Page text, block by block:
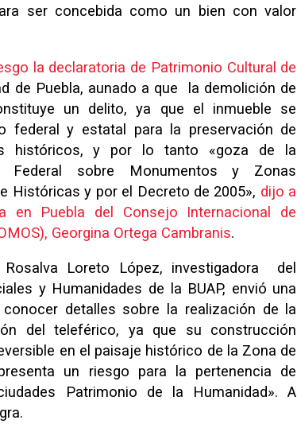
ser concebida como un bien con valor
la declaratoria de Patrimonio Cultural de
de Puebla, aunado a que la demolición de
un delito, ya que el inmueble se
federal y estatal para la preservación de
históricos, y por lo tanto «goza de la
sobre Monumentos y Zonas
Históricas y por el Decreto de 2005», dijo a
en Puebla del Consejo Internacional de
Georgina Ortega Cambranis.
Loreto López, investigadora del
y Humanidades de la BUAP, envió una
detalles sobre la realización de la
del teleférico, ya que su construcción
en el paisaje histórico de la Zona de
un riesgo para la pertenencia de
Patrimonio de la Humanidad». A